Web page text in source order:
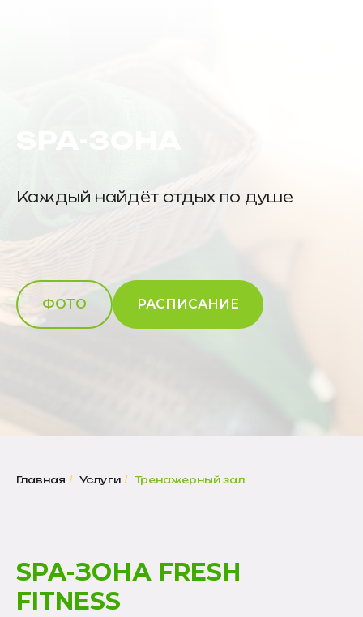
Каждый найдёт отдых по душе
ФОТО РАСПИСАНИЕ
Главная / Услуги / Тренажерный зал
SPA-ЗОНА FRESH
FITNESS